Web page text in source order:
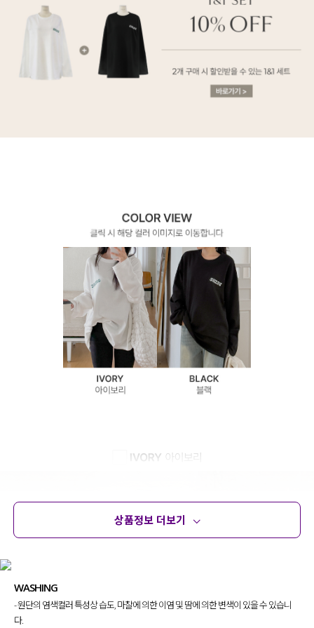
상품정보 더보기
WASHING
- 원단의 염색컬러 특성상 습도, 마찰에 의한 이염 및 땀에 의한 변색이 있을 수 있습니
다.